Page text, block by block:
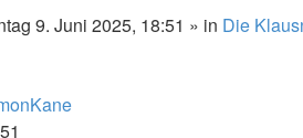
9. Juni 2025, 18:51 » in Die